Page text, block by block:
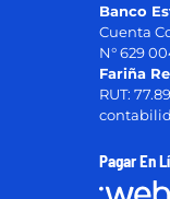
Banco
Cuenta
N° 629
Fariña
RUT:
Pagar En